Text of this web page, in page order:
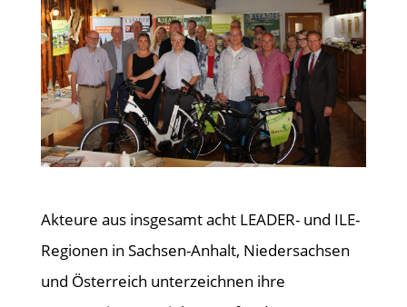
Akteure aus insgesamt acht LEADER- und ILE-
Regionen in Sachsen-Anhalt, Niedersachsen
und Österreich unterzeichnen ihre